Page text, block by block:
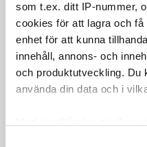
som t.ex. ditt IP-nummer,
cookies för att lagra och
enhet för att kunna
innehåll, annons- och
och produktutveckling. Du
använda din data och i
94
95 HELLBERG,
96 HAUGER,